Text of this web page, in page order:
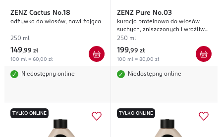
ZENZ Cactus No.18
odżywka do włosów, nawilżająca
250 ml
149,99 zł
100 ml = 60,00 zł
Niedostępny online
ZENZ Pure No.03
kuracja proteinowa do włosów
suchych, zniszczonych i wrażliwej
skóry głowy
250 ml
199,99 zł
100 ml = 80,00 zł
Niedostępny online
TYLKO ONLINE TYLKO ONLINE